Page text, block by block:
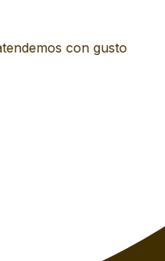
con gusto